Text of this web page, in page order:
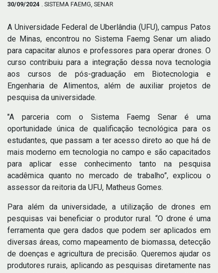
30/09/2024 . SISTEMA FAEMG, SENAR
A Universidade Federal de Uberlândia (UFU), campus Patos
de Minas, encontrou no Sistema Faemg Senar um aliado
para capacitar alunos e professores para operar drones. O
curso contribuiu para a integração dessa nova tecnologia
aos cursos de pós-graduação em Biotecnologia e
Engenharia de Alimentos, além de auxiliar projetos de
pesquisa da universidade.
"A parceria com o Sistema Faemg Senar é uma
oportunidade única de qualificação tecnológica para os
estudantes, que passam a ter acesso direto ao que há de
mais moderno em tecnologia no campo e são capacitados
para aplicar esse conhecimento tanto na pesquisa
acadêmica quanto no mercado de trabalho”, explicou o
assessor da reitoria da UFU, Matheus Gomes.
Para além da universidade, a utilização de drones em
pesquisas vai beneficiar o produtor rural. “O drone é uma
ferramenta que gera dados que podem ser aplicados em
diversas áreas, como mapeamento de biomassa, detecção
de doenças e agricultura de precisão. Queremos ajudar os
produtores rurais, aplicando as pesquisas diretamente nas